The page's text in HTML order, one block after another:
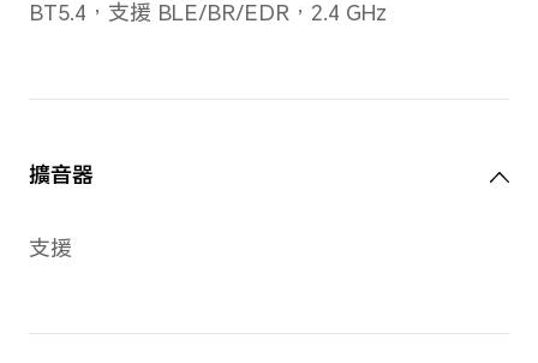
錶圈：316L 不銹鋼
前殼：316L 不銹鋼
後殼：耐用聚合物材料